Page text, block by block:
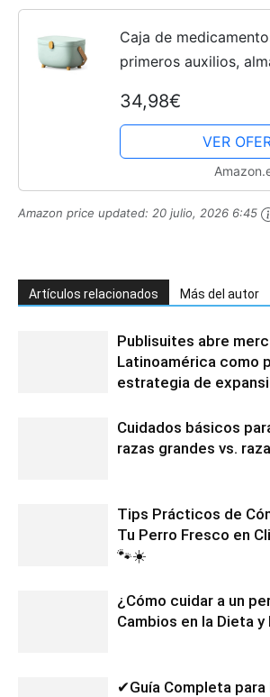
Caja de
primeros auxilios,
almacenamiento de
de plástico,
34,98€
VER
Amazon price updated: 20 julio, 2026 6:45
Artículos relacionados Más del autor
Publisuites abre
Latinoamérica como
estrategia de
Cuidados básicos
razas grandes vs.
Tips Prácticos de
Tu Perro Fresco en
🐾☀️
¿Cómo cuidar a un
Cambios en la Dieta y
✔Guía Completa para